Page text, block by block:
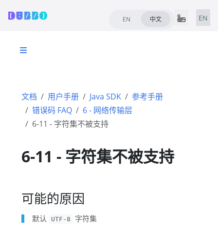
EN 中文 EN
文档 用户手册 Java SDK
参考手册
错误码 FAQ
6 - 网络传输层
6-11 - 字符集不被支持
6-11 - 字符集不被支持
可能的原因
默认 UTF-8 字符集